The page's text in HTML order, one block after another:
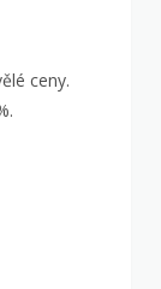
ceny.